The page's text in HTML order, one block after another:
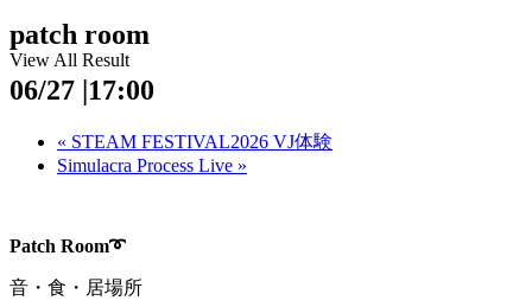
View All Result
patch room
06/27 |17:00
« STEAM FESTIVAL2026 VJ体験
Simulacra Process Live »
Patch Room➰
音・食・居場所